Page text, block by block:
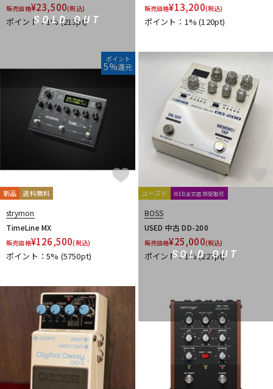
SOLD OUT
販売価格¥23,500(税込)
ポイント：1%(213pt)
販売価格¥13,200(税込)
ポイント：1%(120pt)
ポイント
5%還元
新品 送料無料
strymon
TimeLine MX
販売価格¥126,500(税込)
ポイント：5% (5750pt) SOLD OUT
ユーズド WEB注文店頭受取可
BOSS
USED 中古 DD-200
販売価格¥25,000(税込)
ポイント：1%(227pt)